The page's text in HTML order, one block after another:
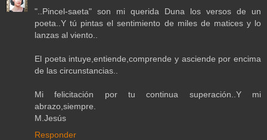
"..Pincel-saeta" son mi querida Duna los versos de un
poeta..Y tú pintas el sentimiento de miles de matices y lo
lanzas al viento..
El poeta intuye,entiende,comprende y asciende por encima
de las circunstancias..
Mi felicitación por tu continua superación..Y mi
abrazo,siempre.
M.Jesús
Responder